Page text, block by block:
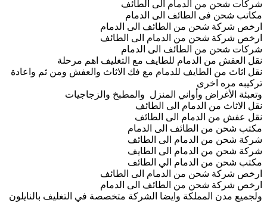
شركات شحن من الدمام الى الطائف
مكاتب شحن فى الطائف الى الدمام
ارخص شركة شحن من الطائف الى الدمام
ارخص شركة شحن من الدمام الى الطائف
شركات شحن من الطائف الى الدمام
نقل العفش من الدمام للطايف مع التغليف اهم مرحلة
نقل اثاث من الطايف للدمام مع فك الاثاث والعفش ومن ثم واعادة
تركيبه مره اخرى
وتعبئة الأغراض وأواني المنزل والمطبخ والزجاجيات
نقل الاثاث من الدمام الى الطائف
نقل عفش من الدمام الى الطائف
مكتب شحن من الطائف الى الدمام
شركة شحن من الدمام الى الطائف
شركة شحن من الدمام الى الطايف
مكتب شحن من الدمام الي الطائف
ارخص شركة شحن من الدمام الى الطائف
ارخص شركة شحن من الطائف الى الدمام
ولجميع مدن المملكة وايضا الشركة متخصصة في التغليف بالنايلون